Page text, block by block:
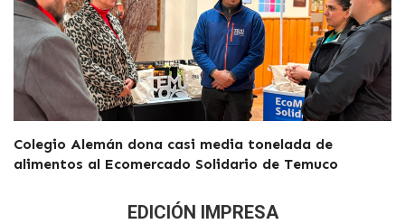
Colegio Alemán dona casi media tonelada de
alimentos al Ecomercado Solidario de Temuco
EDICIÓN IMPRESA